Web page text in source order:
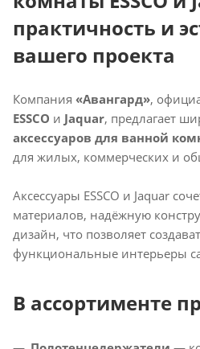
практичность и
вашего проекта
Компания «Авангард»,
ESSCO и Jaquar, предлагает
аксессуаров для ванной
для жилых, коммерческих и
Аксессуары ESSCO и Jaquar
материалов, надёжную
дизайн, что позволяет
функциональные интерьеры
В ассортименте